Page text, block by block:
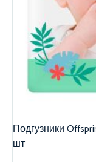
Подгузники
шт